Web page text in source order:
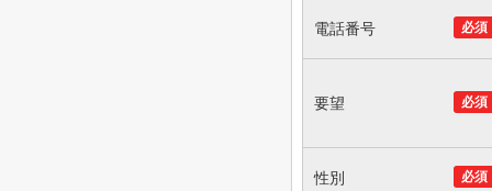
必須
電話番号
必須
要望
必須
性別